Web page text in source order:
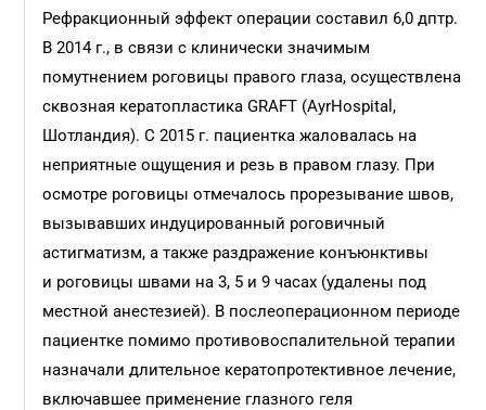
Рефракционный эффект операции составил 6,0 дптр.
В 2014 г., в связи с клинически значимым
помутнением роговицы правого глаза, осуществлена
сквозная кератопластика GRAFT (AyrHospital,
Шотландия). С 2015 г. пациентка жаловалась на
неприятные ощущения и резь в правом глазу. При
осмотре роговицы отмечалось прорезывание швов,
вызывавших индуцированный роговичный
астигматизм, а также раздражение конъюнктивы
и роговицы швами на 3, 5 и 9 часах (удалены под
местной анестезией). В послеоперационном периоде
пациентке помимо противовоспалительной терапии
назначали длительное кератопротективное лечение,
включавшее применение глазного геля